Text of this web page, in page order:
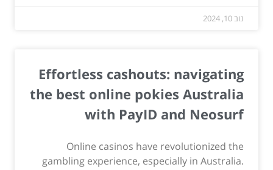
נוב 10, 2024
Effortless cashouts: navigating
the best online pokies Australia
with PayID and Neosurf
Online casinos have revolutionized the
gambling experience, especially in Australia.